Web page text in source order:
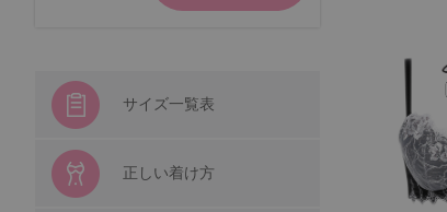
シシフィーユ
ウンナナクール
サイズ一覧表
正しい着け方